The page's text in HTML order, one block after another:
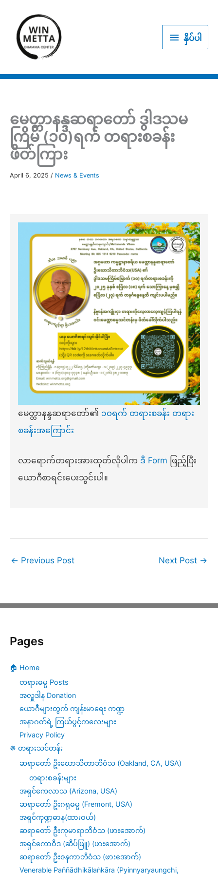
content
နှိပ် နှိပ်ပါ
မေတ္တာနန္ဒဆရာတော် ဒွါဒသမ
ကြိမ် (၁၀)ရက် တရားစခန်း
ဖိတ်ကြား
April 6, 2025 / News & Events
မေတ္တာနန္ဒဆရာတော်၏ ၁၀ရက် တရားစခန်း တရား
စခန်းအကြောင်း
လာရောက်တရားအားထုတ်လိုပါက ဒီ Form ဖြည့်ပြီး
ယောဂီစာရင်းပေးသွင်းပါ။
← Previous Post Next Post →
Pages
🏠 Home
တရားဓမ္မ Posts
အလှူဒါန Donation
ယောဂီများတွက် ကျန်းမာရေး ကဏ္ဍ
အနာဂတ်ရဲ့ ကြယ်ပွင့်ကလေးများ
Privacy Policy
☸️ တရားသင်တန်း
ဆရာတော် ဦးဃောသိတာဘိဝံသ (Oakland, CA, USA)
တရားစခန်းများ
အရှင်ကေလာသ (Arizona, USA)
ဆရာတော် ဦးဂရုဓမ္မ (Fremont, USA)
အရှင်ကုဏ္ဍဓာန(ထားဝယ်)
ဆရာတော် ဦးကုမာရာဘိဝံသ (ဖားအောက်)
အရှင်ကောဝိဒ (ဆိပ်ဖြူ) (ဖားအောက်)
ဆရာတော် ဦးဇနကာဘိဝံသ (ဖားအောက်)
Venerable Paññādhikālaṅkāra (Pyinnyaryaungchi,